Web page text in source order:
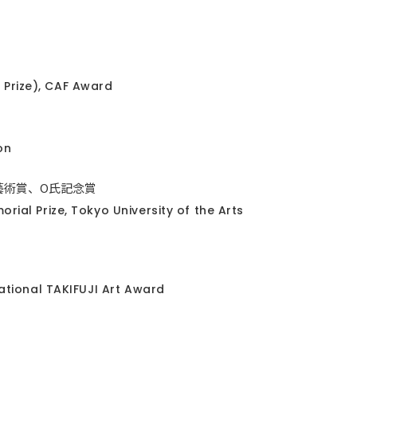
CAF Award
賞、O氏記念賞
Prize, Tokyo University of the Arts
TAKIFUJI Art Award